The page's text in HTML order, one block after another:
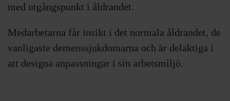
med utgångspunkt i åldrandet.
Medarbetarna får insikt i det normala åldrandet, de
vanligaste demenssjukdomarna och är delaktiga i
att designa anpassningar i sin arbetsmiljö.